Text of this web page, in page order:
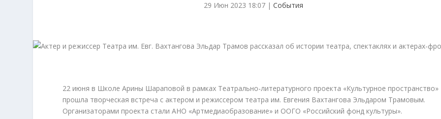
29 Июн 2023 18:07| События
22 июня в Школе Арины Шараповой в рамках Театрально-литературного проекта «Культурное пространство»
прошла творческая встреча с актером и режиссером театра им. Евгения Вахтангова Эльдаром Трамовым.
Организаторами проекта стали АНО «Артмедиаобразование» и ООГО «Российский фонд культуры».